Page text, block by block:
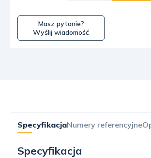
Masz pytanie?
Wyślij wiadomość
SpecyfikacjaNumery referencyjne
Specyfikacja